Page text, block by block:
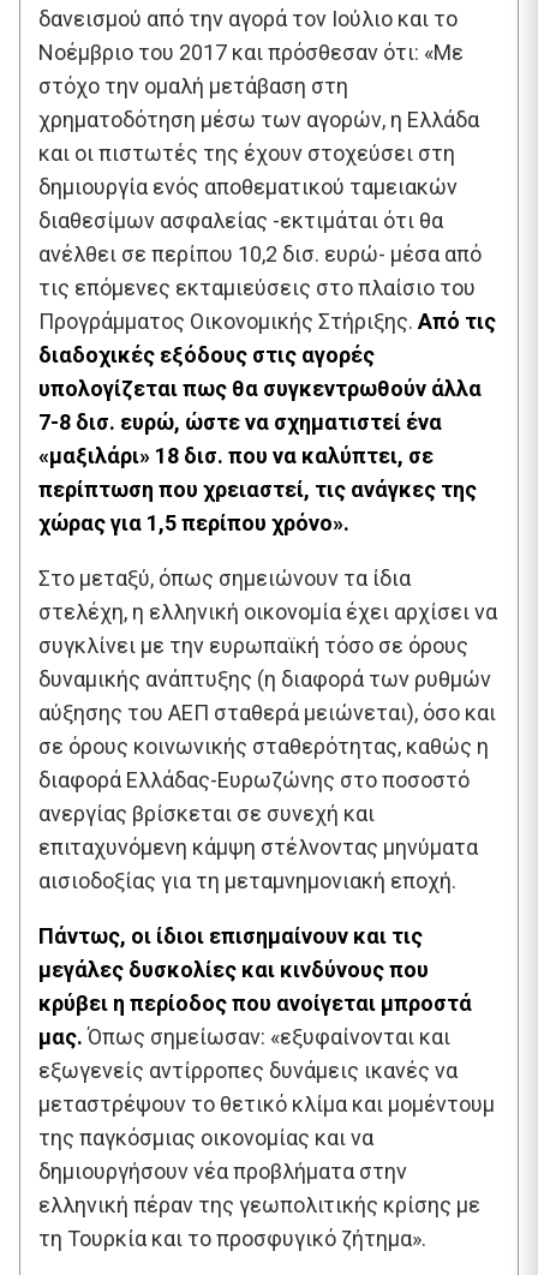
δανεισμού από την αγορά τον Ιούλιο και το
Νοέμβριο του 2017 και πρόσθεσαν ότι: «Με
στόχο την ομαλή μετάβαση στη
χρηματοδότηση μέσω των αγορών, η Ελλάδα
και οι πιστωτές της έχουν στοχεύσει στη
δημιουργία ενός αποθεματικού ταμειακών
διαθεσίμων ασφαλείας -εκτιμάται ότι θα
ανέλθει σε περίπου 10,2 δισ. ευρώ- μέσα από
τις επόμενες εκταμιεύσεις στο πλαίσιο του
Προγράμματος Οικονομικής Στήριξης. Από τις
διαδοχικές εξόδους στις αγορές
υπολογίζεται πως θα συγκεντρωθούν άλλα
7-8 δισ. ευρώ, ώστε να σχηματιστεί ένα
«μαξιλάρι» 18 δισ. που να καλύπτει, σε
περίπτωση που χρειαστεί, τις ανάγκες της
χώρας για 1,5 περίπου χρόνο».
Στο μεταξύ, όπως σημειώνουν τα ίδια
στελέχη, η ελληνική οικονομία έχει αρχίσει να
συγκλίνει με την ευρωπαϊκή τόσο σε όρους
δυναμικής ανάπτυξης (η διαφορά των ρυθμών
αύξησης του ΑΕΠ σταθερά μειώνεται), όσο και
σε όρους κοινωνικής σταθερότητας, καθώς η
διαφορά Ελλάδας-Ευρωζώνης στο ποσοστό
ανεργίας βρίσκεται σε συνεχή και
επιταχυνόμενη κάμψη στέλνοντας μηνύματα
αισιοδοξίας για τη μεταμνημονιακή εποχή.
Πάντως, οι ίδιοι επισημαίνουν και τις
μεγάλες δυσκολίες και κινδύνους που
κρύβει η περίοδος που ανοίγεται μπροστά
μας.Όπως σημείωσαν: «εξυφαίνονται και
εξωγενείς αντίρροπες δυνάμεις ικανές να
μεταστρέψουν το θετικό κλίμα και μομέντουμ
της παγκόσμιας οικονομίας και να
δημιουργήσουν νέα προβλήματα στην
ελληνική πέραν της γεωπολιτικής κρίσης με
τη Τουρκία και το προσφυγικό ζήτημα».